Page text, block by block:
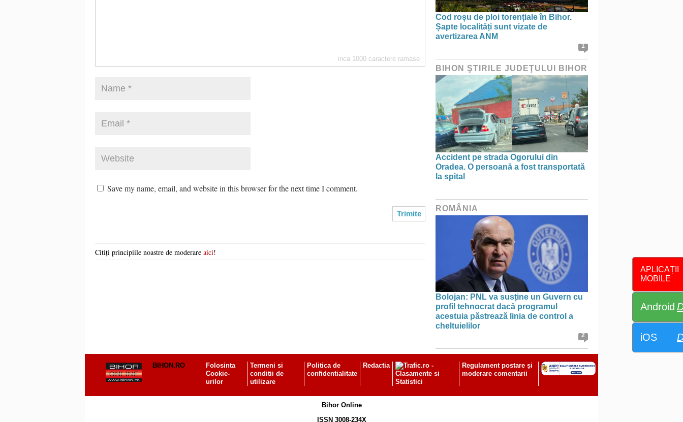
APLICAȚII
MOBILE
Android
iOS
inca 1000 caractere ramase
Save my name, email, and website in this browser for the next time I comment.
Citiți principiile noastre de moderare aici!
Cod roșu de ploi torențiale în Bihor.
Șapte localități sunt vizate de
avertizarea ANM
1
BIHON ŞTIRILE JUDEŢULUI BIHOR
Accident pe strada Ogorului din
Oradea. O persoană a fost transportată
la spital
ROMÂNIA
Bolojan: PNL va susține un Guvern cu
profil tehnocrat dacă programul
acestuia păstrează linia de control a
cheltuielilor
2
BIHON.RO
Folosinta
Cookie-
urilor
Termeni si
conditii de
utilizare
Politica de
confidentialitate
Redactia
Regulament postare și
moderare comentarii
Bihor Online
ISSN 3008-234X